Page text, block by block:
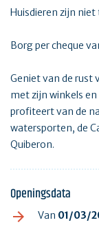
Huisdieren zijn
Borg per cheque
Geniet van de rust
met zijn winkels en
profiteert van de
watersporten, de
Quiberon.
Openingsdata
Van 01/03/